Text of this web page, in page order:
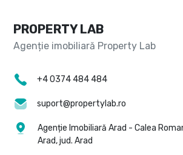
PROPERTY LAB
+4 0374 484 484
suport@propertylab.ro
Agenție Imobiliară Arad - Calea
Arad, jud. Arad